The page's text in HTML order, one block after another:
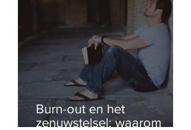
Burn-out en het
zenuwstelsel: waarom